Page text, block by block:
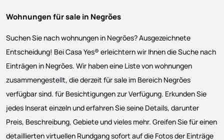
Wohnungen für sale in Negrões
Suchen Sie nach wohnungen in Negrões? Ausgezeichnete
Entscheidung! Bei Casa Yes® erleichtern wir Ihnen die Suche nach
Einträgen in Negrões. Wir haben eine Liste von wohnungen
zusammengestellt, die derzeit für sale im Bereich Negrões
verfügbar sind. für Besichtigungen zur Verfügung. Erkunden Sie
jedes Inserat einzeln und erfahren Sie seine Details, darunter
Preis, Beschreibung, Gebiete und vieles mehr. Greifen Sie für einen
detaillierten virtuellen Rundgang sofort auf die Fotos der Einträge